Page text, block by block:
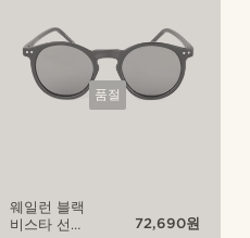
품절
웨일런 블랙
비스타 선글
72,690원